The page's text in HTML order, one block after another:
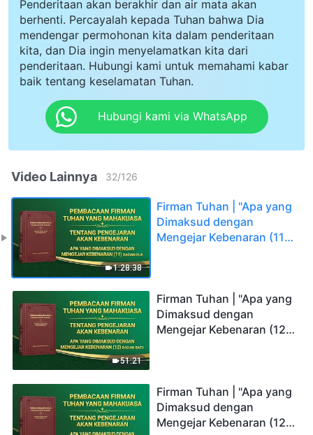
Penderitaan akan berakhir dan air mata akan
berhenti. Percayalah kepada Tuhan bahwa Dia
mendengar permohonan kita dalam penderitaan
kita, dan Dia ingin menyelamatkan kita dari
penderitaan. Hubungi kami untuk memahami kabar
baik tentang keselamatan Tuhan.
Hubungi kami via WhatsApp
Video Lainnya 32/126
1:28:38
Firman Tuhan | "Apa yang
Dimaksud dengan
Mengejar Kebenaran (11)"
51:21
Firman Tuhan | "Apa yang
Dimaksud dengan
Mengejar Kebenaran (12)"
Firman Tuhan | "Apa yang
Dimaksud dengan
Mengejar Kebenaran (12)"